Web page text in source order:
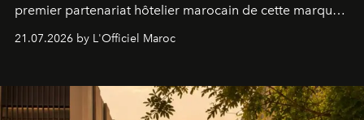
premier partenariat hôtelier marocain de cette marque
britannique, née dans un cabinet de chirurgie plastique
londonien et construite depuis autour d'un actif breveté,
21.07.2026 by L'Officiel Maroc